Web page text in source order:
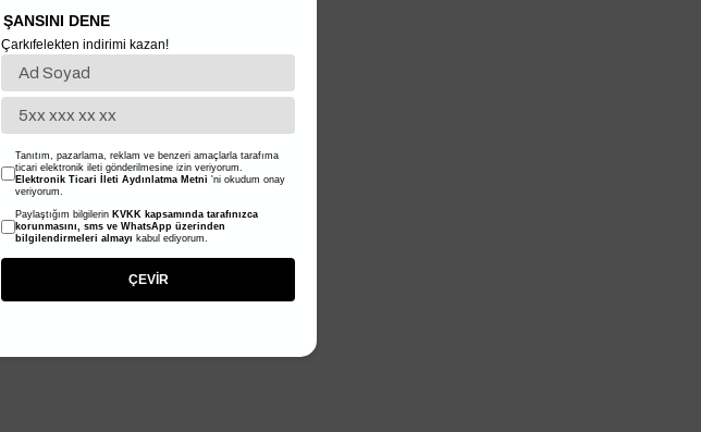
ŞANSINI DENE
Çarkıfelekten indirimi kazan!
Tanıtım, pazarlama, reklam ve benzeri amaçlarla tarafıma
ticari elektronik ileti gönderilmesine izin veriyorum.
Elektronik Ticari İleti Aydınlatma Metni 'ni okudum onay
veriyorum.
Paylaştığım bilgilerin KVKK kapsamında tarafınızca
korunmasını, sms ve WhatsApp üzerinden
bilgilendirmeleri almayı kabul ediyorum.
ÇEVİR